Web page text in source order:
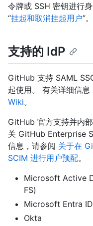
令牌或 SSH 密钥进行
“挂起和取消挂起用户”。
支持的 IdP
GitHub 支持 SAML
起使用。 有关详细信息
Wiki。
GitHub 官方支持并内
关 GitHub Enterprise
信息，请参阅 关于在
SCIM 进行用户预配。
Microsoft Active
FS)
Microsoft Entra ID
Okta